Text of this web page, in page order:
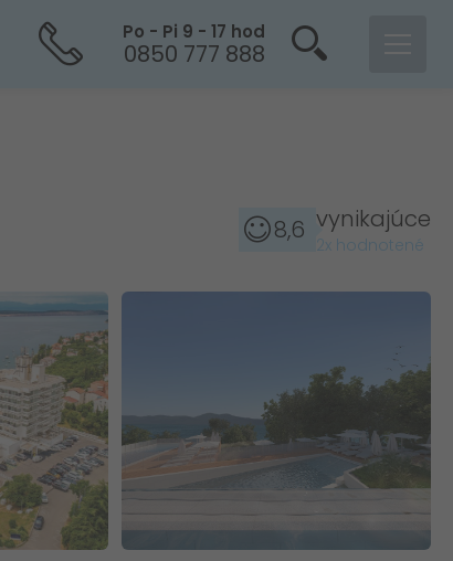
Po - Pi 9 - 17 hod
0850 777 888
8,6 vynikajúce
2x hodnotené